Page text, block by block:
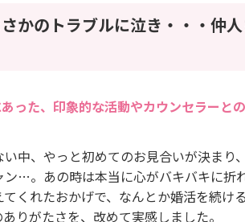
かのトラブルに泣き・・・仲
った、印象的な活動やカウンセラーと
中、やっと初めてのお見合いが決まり
…。あの時は本当に心がバキバキに折
くれたおかげで、なんとか婚活を続け
りがたさを、改めて実感しました。